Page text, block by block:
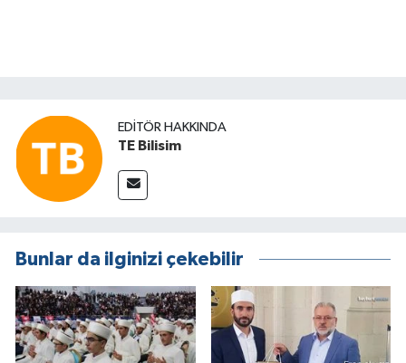
EDITÖR HAKKINDA
TE Bilisim
Bunlar da ilginizi çekebilir